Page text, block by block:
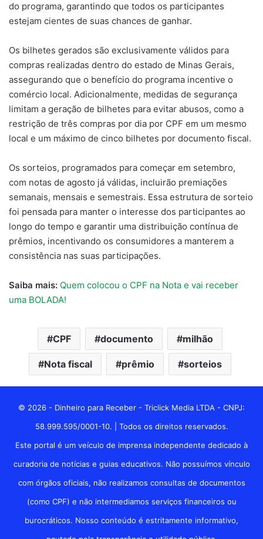
do programa, garantindo que todos os participantes
estejam cientes de suas chances de ganhar.
Os bilhetes gerados são exclusivamente válidos para
compras realizadas dentro do estado de Minas Gerais,
assegurando que o benefício do programa incentive o
comércio local. Adicionalmente, medidas de segurança
limitam a geração de bilhetes para evitar abusos, como a
restrição de três compras por dia por CPF em um mesmo
local e um máximo de cinco bilhetes por documento fiscal.
Os sorteios, programados para começar em setembro,
com notas de agosto já válidas, incluirão premiações
semanais, mensais e semestrais. Essa estrutura de sorteio
foi pensada para manter o interesse dos participantes ao
longo do tempo e garantir uma distribuição contínua de
prêmios, incentivando os consumidores a manterem a
consistência nas suas participações.
Saiba mais: Quem colocou o CPF na Nota e vai receber
uma BOLADA!
CPF documento milhão
Nota fiscal prêmio sorteios
© 2026 - Dinheiro para Receber - Triclick Media LTDA - CNPJ:
58.999.595/0001-10. | Todos os direitos reservados.
Este portal é um veículo de imprensa independente dedicado à
curadoria de notícias e guias educativos. Não possuímos vínculo
com órgãos oficiais, não realizamos consultas de documentos
(como CPF) e não intermediamos serviços financeiros ou
burocráticos. Nosso conteúdo é estritamente informativo,